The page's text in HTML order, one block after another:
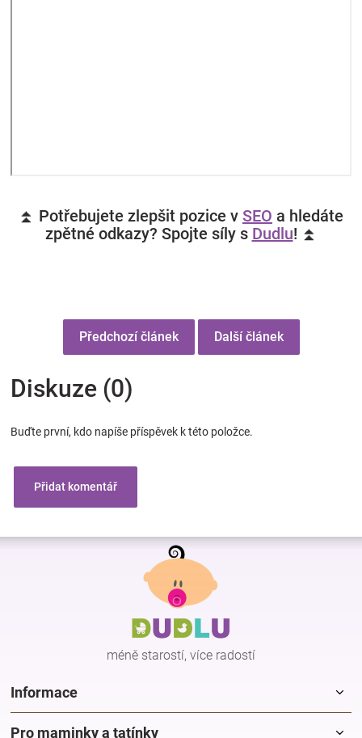
⏫ Potřebujete zlepšit pozice v SEO a hledáte
zpětné odkazy? Spojte síly s Dudlu! ⏫
Předchozí článek Další článek
Diskuze (0)
Buďte první, kdo napíše příspěvek k této položce.
Přidat komentář
Z
méně starostí, více radostí
Informace
Pro maminky a tatínky